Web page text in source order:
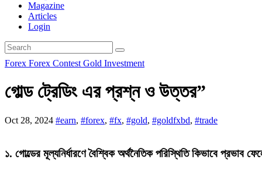
Magazine
Articles
Login
Forex Forex Contest Gold Investment
গোল্ড ট্রেডিং এর প্রশ্ন ও উত্তর”
Oct 28, 2024 #earn, #forex, #fx, #gold, #goldfxbd, #trade
১. গোল্ডের মূল্যনির্ধারণে বৈশ্বিক অর্থনৈতিক পরিস্থিতি কিভাবে প্রভাব